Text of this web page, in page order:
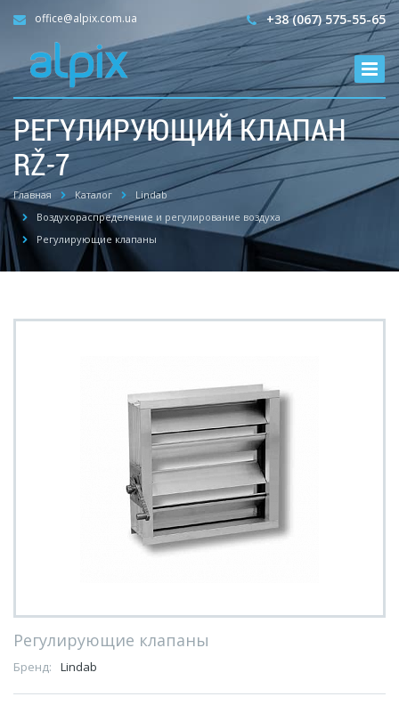
+38 (067) 575-55-65
office@alpix.com.ua
РЕГYЛИРУЮЩИЙ КЛАПАН
RŽ-7
Главная Каталог
Lindab
Воздухораспределение и регулирование воздуха
Регулирующие клапаны
Регулирующие клапаны
Бренд: Lindab